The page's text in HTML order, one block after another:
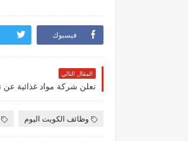
فيسبوك
المقال التالي
وظائف الكويت اليوم